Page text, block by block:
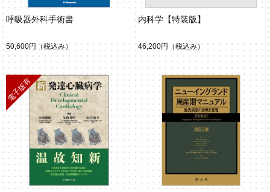
呼吸器外科手術書
50,600円 （税込み）
内科学【特装版】
46,200円 （税込み）